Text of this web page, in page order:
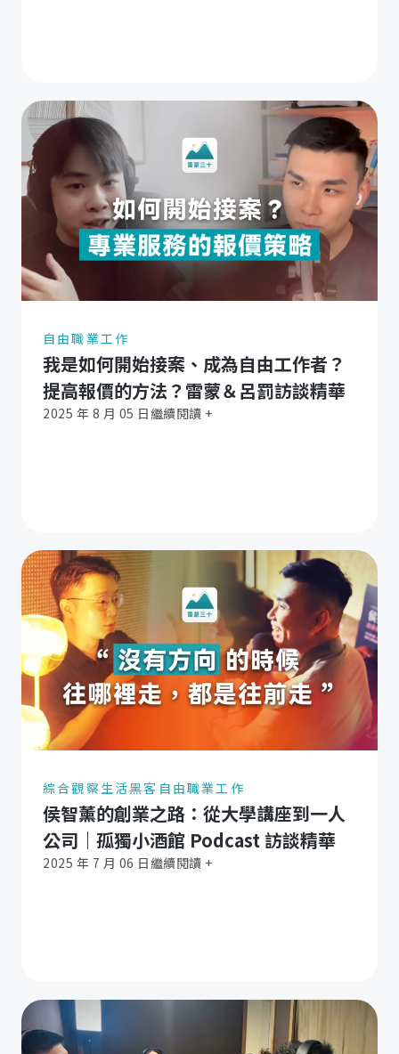
自由職業工作
我是如何開始接案、成為自由工作者？
提高報價的方法？雷蒙＆呂罰訪談精華
2025 年 8 月 05 日 繼續閱讀 +
綜合觀察 生活黑客 自由職業工作
侯智薰的創業之路：從大學講座到一人
公司｜孤獨小酒館 Podcast 訪談精華
2025 年 7 月 06 日 繼續閱讀 +